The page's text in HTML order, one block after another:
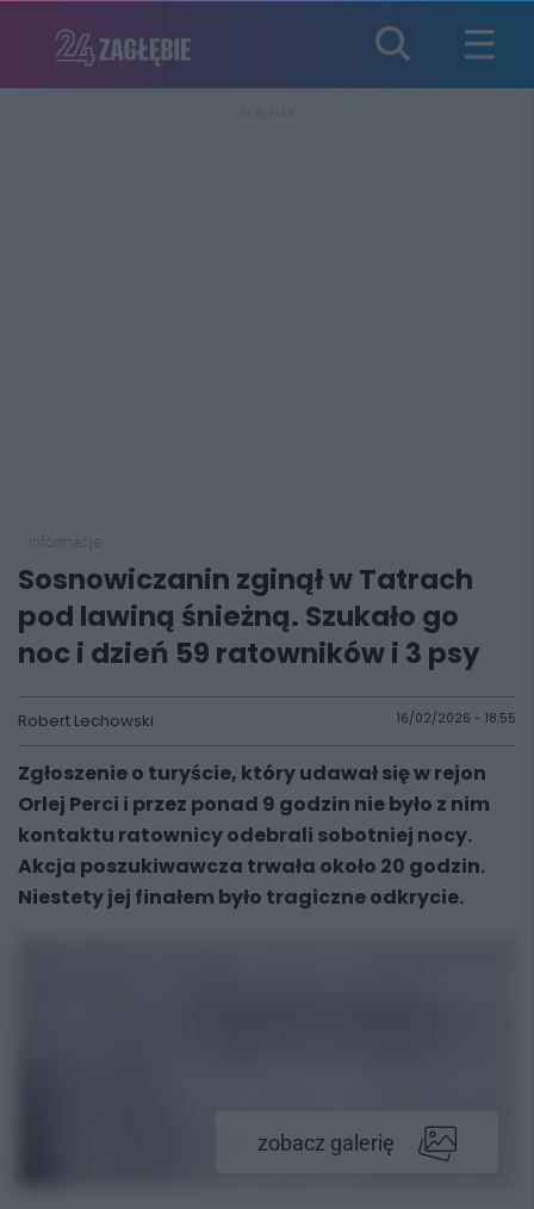
Sosnowiczanin zginął w Tatrach
pod lawiną śnieżną. Szukało go
noc i dzień 59 ratowników i 3 psy
Robert Lechowski 16/02/2026 - 18:55
Zgłoszenie o turyście, który udawał się w rejon
Orlej Perci i przez ponad 9 godzin nie było z nim
kontaktu ratownicy odebrali sobotniej nocy.
Akcja poszukiwawcza trwała około 20 godzin.
Niestety jej finałem było tragiczne odkrycie.
zobacz galerię